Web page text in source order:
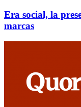
Era social, la
marcas